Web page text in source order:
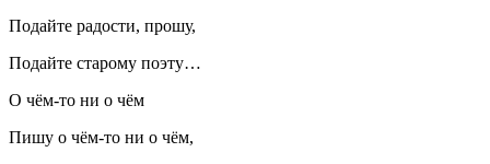
Подайте радости, прошу,
Подайте старому поэту…
О чём-то ни о чём
Пишу о чём-то ни о чём,